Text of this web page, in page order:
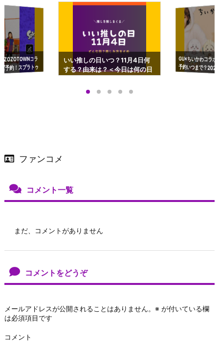
コラ
予約！スプラトゥ
ップも渋谷Hz
いい推しの日いつ？11月4日何
する？由来は？＜今日は何の日
GU×ちいかわコラ
予約いつまで？
ーチやショルダー
ファンコメ
コメント一覧
まだ、コメントがありません
コメントをどうぞ
メールアドレスが公開されることはありません。 ※ が付いている欄
は必須項目です
コメント